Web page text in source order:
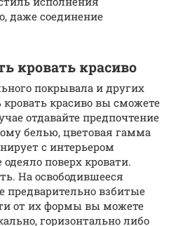
даже соединение
кровать красиво
покрывала и других
кровать красиво вы сможете
отдавайте предпочтение
белью, цветовая гамма
с интерьером
поверх кровати.
На освободившееся
предварительно взбитые
от их формы вы можете
горизонтально либо